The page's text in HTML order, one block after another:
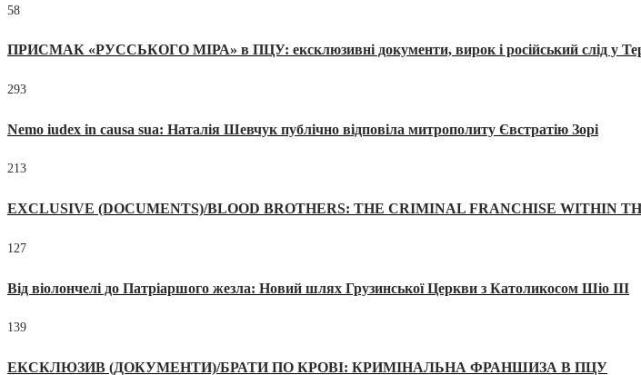
58
ПРИСМАК «РУССЬКОГО МІРА» в ПЦУ: ексклюзивні документи, вирок і російський слід у
293
Nemo iudex in causa sua: Наталія Шевчук публічно відповіла митрополиту Євстратію Зорі
213
EXCLUSIVE (DOCUMENTS)/BLOOD BROTHERS: THE CRIMINAL FRANCHISE WITHIN
127
Від віолончелі до Патріаршого жезла: Новий шлях Грузинської Церкви з Католикосом Шіо III
139
ЕКСКЛЮЗИВ (ДОКУМЕНТИ)/БРАТИ ПО КРОВІ: КРИМІНАЛЬНА ФРАНШИЗА В ПЦУ